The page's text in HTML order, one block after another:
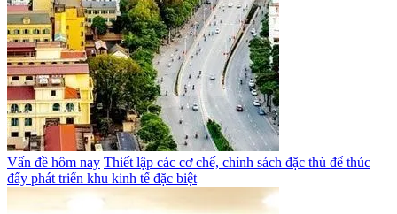
Vấn đề hôm nay Thiết lập các cơ chế, chính sách đặc thù để thúc
đẩy phát triển khu kinh tế đặc biệt